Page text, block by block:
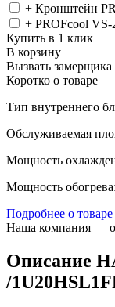
+ Кронштейн
+ PROFcool VS-
Купить в 1 клик
В корзину
Вызвать замерщика
Коротко о товаре
Тип внутреннего
Обслуживаемая
Мощность
Мощность
Подробнее о товаре
Наша компания —
Описание
/